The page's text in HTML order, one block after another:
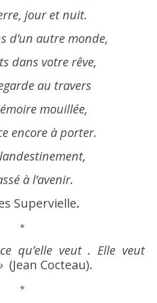
jour et nuit.
d’un autre monde,
dans votrerêve,
au travers
mouillée,
encore à porter.
à l’avenir.
Supervielle.
*
qu’elle veut . Elle veut
(Jean Cocteau).
*